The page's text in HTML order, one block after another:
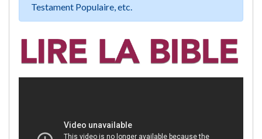
Testament Populaire, etc.